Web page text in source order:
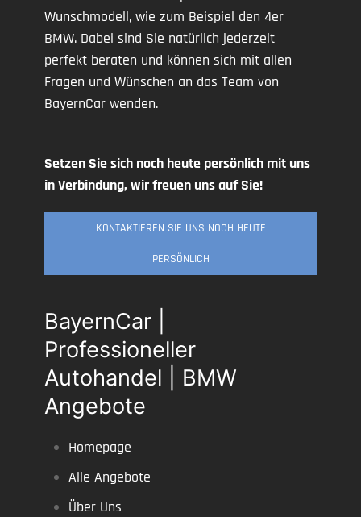
Wunschmodell, wie zum Beispiel den 4er
BMW. Dabei sind Sie natürlich jederzeit
perfekt beraten und können sich mit allen
Fragen und Wünschen an das Team von
BayernCar wenden.
Setzen Sie sich noch heute persönlich mit uns
in Verbindung, wir freuen uns auf Sie!
KONTAKTIEREN SIE UNS NOCH HEUTE
PERSÖNLICH
BayernCar |
Professioneller
Autohandel | BMW
Angebote
Homepage
Alle Angebote
Über Uns